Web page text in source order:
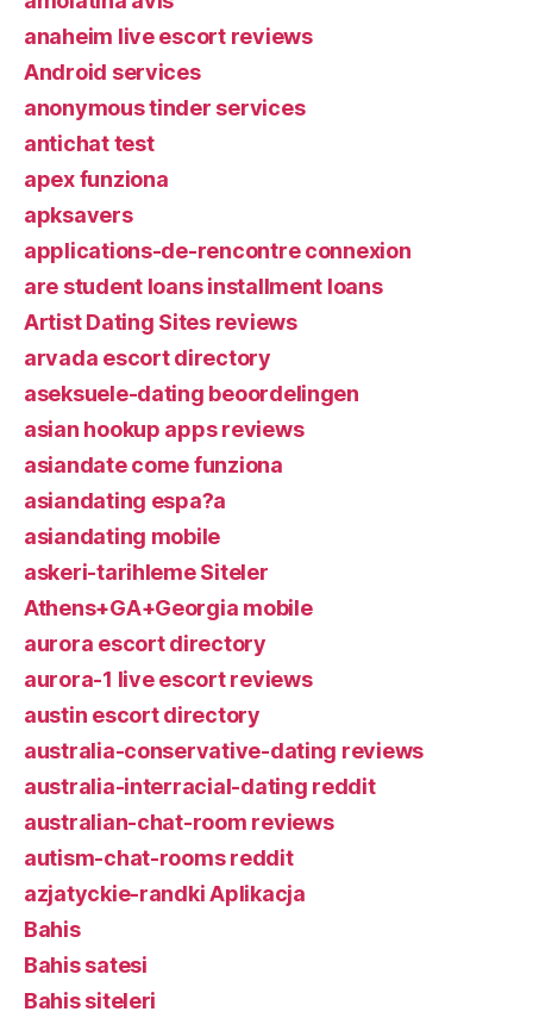
anaheim live escort reviews
Android services
anonymous tinder services
antichat test
apex funziona
apksavers
applications-de-rencontre connexion
are student loans installment loans
Artist Dating Sites reviews
arvada escort directory
aseksuele-dating beoordelingen
asian hookup apps reviews
asiandate come funziona
asiandating espa?a
asiandating mobile
askeri-tarihleme Siteler
Athens+GA+Georgia mobile
aurora escort directory
aurora-1 live escort reviews
austin escort directory
australia-conservative-dating reviews
australia-interracial-dating reddit
australian-chat-room reviews
autism-chat-rooms reddit
azjatyckie-randki Aplikacja
Bahis
Bahis satesi
Bahis siteleri